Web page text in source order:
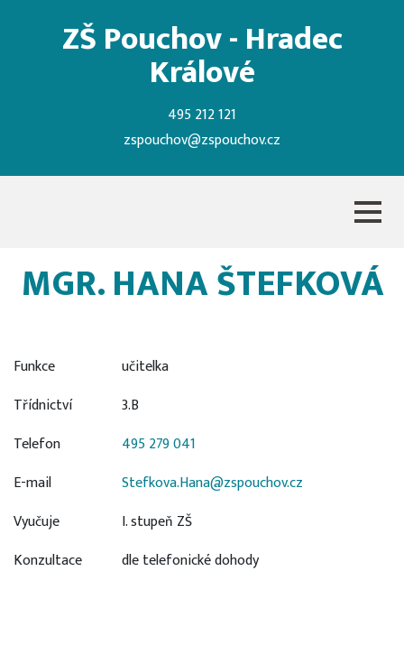
ZŠ Pouchov - Hradec
Králové
495 212 121
zspouchov@zspouchov.cz
MGR. HANA ŠTEFKOVÁ
Funkce
učitelka
Třídnictví
3.B
Telefon
495 279 041
E-mail
Stefkova.Hana@zspouchov.cz
Vyučuje
I. stupeň ZŠ
Konzultace
dle telefonické dohody